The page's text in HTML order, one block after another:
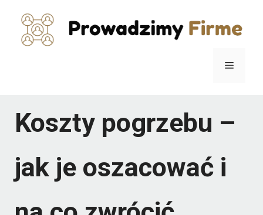
Menu
Koszty pogrzebu –
jak je oszacować i